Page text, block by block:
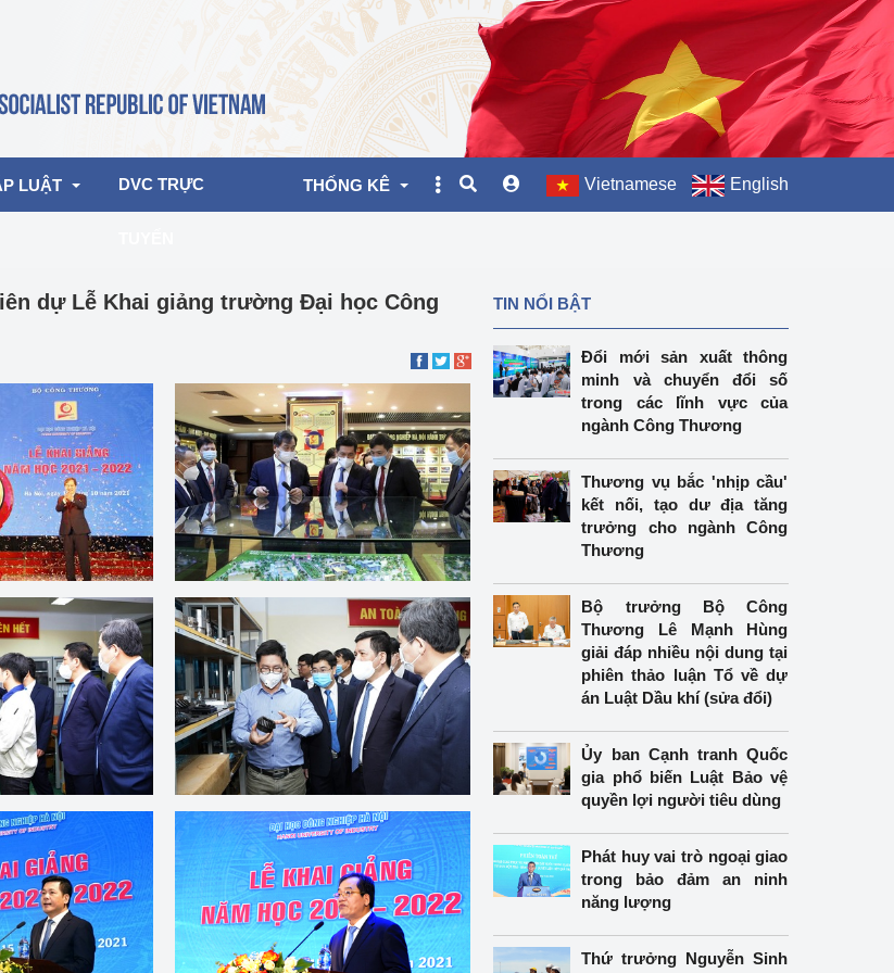
của lãnh đạo Đảng, Nhà
của các đơn vị
báo chí
sản
định kỹ thuật an toàn lao
cấp GCN đăng ký, hoạt
định thiết bị, dụng cụ điện
môi trường không có nguy
nổ
lượng
LUẬT DVC TRỰC THỐNG KÊ
Báo cáo tổng hợp
Chế độ báo cáo thống kê
Điều tra TKQG Năng lực sản xuất sản
phẩm công nghiệp
Cơ sở dữ liệu thống kê ngành Công
Thương
Điều tra TKQG về Thương mại điện tử
Vietnamese English
dự Lễ Khai giảng trường Đại học Công
TIN NỔI BẬT
Đổi mới sản xuất thông
minh và chuyển đổi số
trong các lĩnh vực của
ngành Công Thương
Thương vụ bắc 'nhịp cầu'
kết nối, tạo dư địa tăng
trưởng cho ngành Công
Thương
Bộ trưởng Bộ Công
Thương Lê Mạnh Hùng
giải đáp nhiều nội dung tại
phiên thảo luận Tổ về dự
án Luật Dầu khí (sửa đổi)
Ủy ban Cạnh tranh Quốc
gia phổ biến Luật Bảo vệ
quyền lợi người tiêu dùng
Phát huy vai trò ngoại giao
trong bảo đảm an ninh
năng lượng
Thứ trưởng Nguyễn Sinh